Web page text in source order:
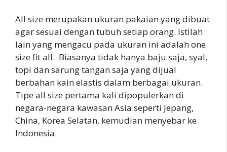
All size merupakan ukuran pakaian yang dibuat
agar sesuai dengan tubuh setiap orang. Istilah
lain yang mengacu pada ukuran ini adalah one
size fit all. Biasanya tidak hanya baju saja, syal,
topi dan sarung tangan saja yang dijual
berbahan kain elastis dalam berbagai ukuran.
Tipe all size pertama kali dipopulerkan di
negara-negara kawasan Asia seperti Jepang,
China, Korea Selatan, kemudian menyebar ke
Indonesia.